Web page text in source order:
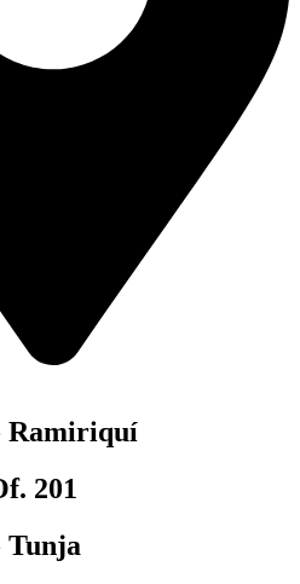
Ramiriquí
201